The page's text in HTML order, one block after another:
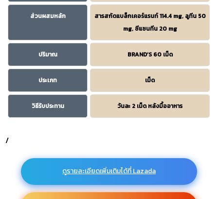
ส่วนผสมหลัก
สารสกัดแบล็กเคอร์แรนท์ 114.4 mg, ลูทีน 50
mg, ซีแซนทีน 20 mg
ปริมาณ BRAND’S 60 เม็ด
ประเภท เม็ด
วิธีรับประทาน วันละ 2 เม็ด หลังมื้ออาหาร
/
ดูรายละเอียดเพิ่มเติมได้ที่ Lazada